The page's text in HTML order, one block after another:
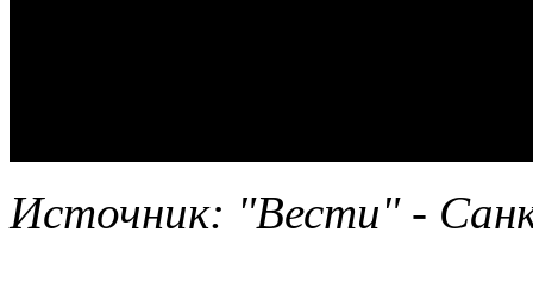
Источник: "Вести" -